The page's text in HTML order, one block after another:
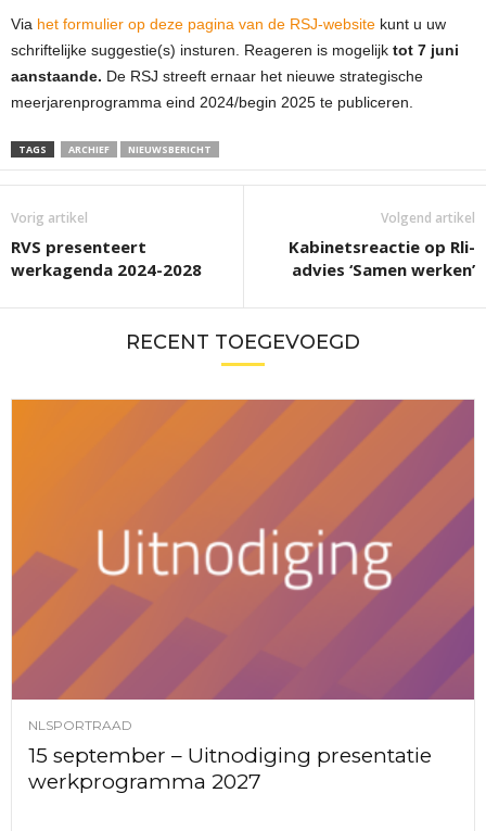
Via het formulier op deze pagina van de RSJ-website kunt u uw
schriftelijke suggestie(s) insturen. Reageren is mogelijk tot 7 juni
aanstaande. De RSJ streeft ernaar het nieuwe strategische
meerjarenprogramma eind 2024/begin 2025 te publiceren.
TAGS ARCHIEF NIEUWSBERICHT
Vorig artikel
RVS presenteert
werkagenda 2024-2028
Volgend artikel
Kabinetsreactie op Rli-
advies ‘Samen werken’
RECENT TOEGEVOEGD
NLSPORTRAAD
15 september – Uitnodiging presentatie
werkprogramma 2027